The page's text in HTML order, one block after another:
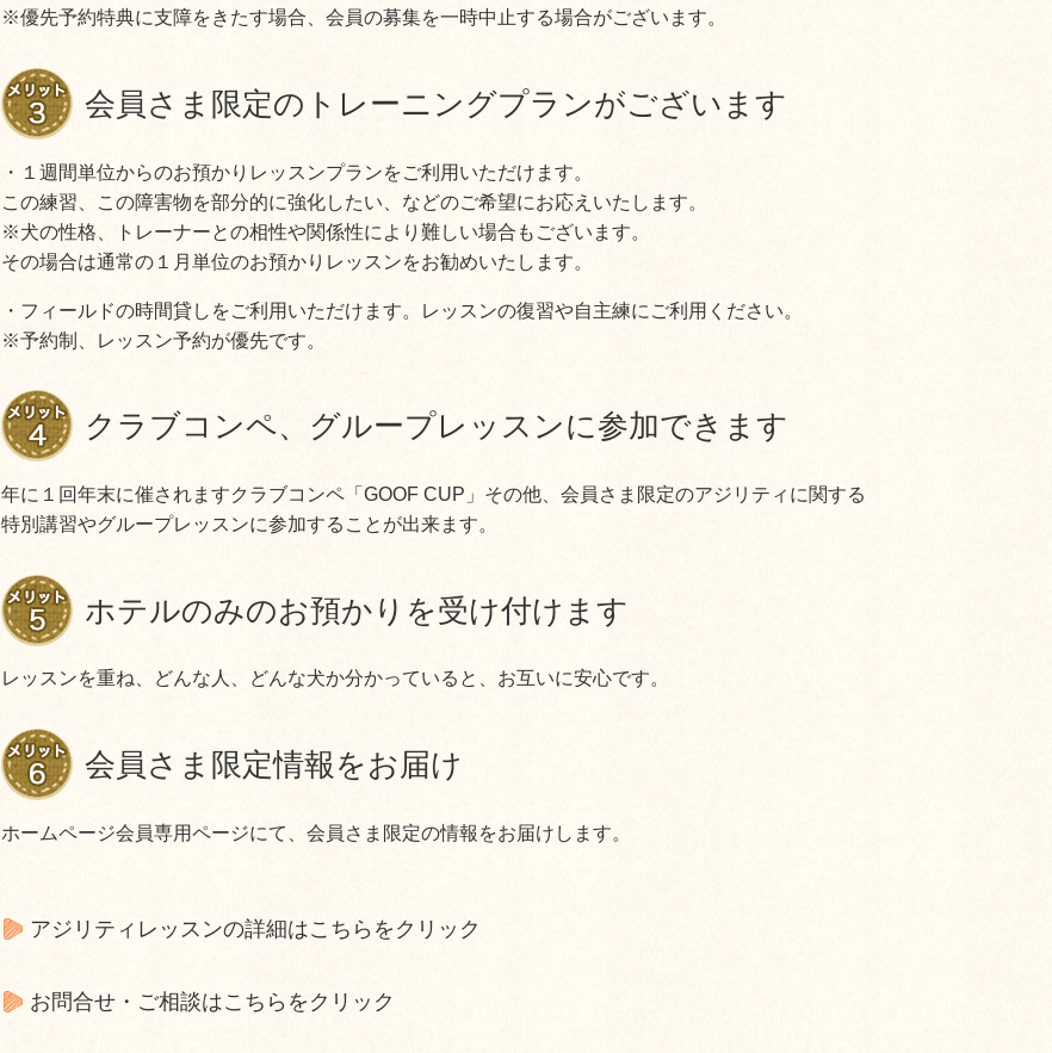
※優先予約特典に支障をきたす場合、会員の募集を一時中止する場合がございます。
会員さま限定のトレーニングプランがございます
・１週間単位からのお預かりレッスンプランをご利用いただけます。
この練習、この障害物を部分的に強化したい、などのご希望にお応えいたします。
※犬の性格、トレーナーとの相性や関係性により難しい場合もございます。
その場合は通常の１月単位のお預かりレッスンをお勧めいたします。
・フィールドの時間貸しをご利用いただけます。レッスンの復習や自主練にご利用ください。
※予約制、レッスン予約が優先です。
クラブコンペ、グループレッスンに参加できます
年に１回年末に催されますクラブコンペ「GOOF CUP」その他、会員さま限定のアジリティに関する
特別講習やグループレッスンに参加することが出来ます。
ホテルのみのお預かりを受け付けます
レッスンを重ね、どんな人、どんな犬か分かっていると、お互いに安心です。
会員さま限定情報をお届け
ホームページ会員専用ページにて、会員さま限定の情報をお届けします。
アジリティレッスンの詳細はこちらをクリック
お問合せ・ご相談はこちらをクリック